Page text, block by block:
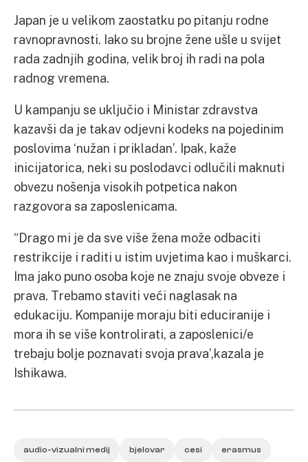
Japan je u velikom zaostatku po pitanju rodne
ravnopravnosti. Iako su brojne žene ušle u svijet
rada zadnjih godina, velik broj ih radi na pola
radnog vremena.
U kampanju se uključio i Ministar zdravstva
kazavši da je takav odjevni kodeks na pojedinim
poslovima ‘nužan i prikladan’. Ipak, kaže
inicijatorica, neki su poslodavci odlučili maknuti
obvezu nošenja visokih potpetica nakon
razgovora sa zaposlenicama.
“Drago mi je da sve više žena može odbaciti
restrikcije i raditi u istim uvjetima kao i muškarci.
Ima jako puno osoba koje ne znaju svoje obveze i
prava. Trebamo staviti veći naglasak na
edukaciju. Kompanije moraju biti educiranije i
mora ih se više kontrolirati, a zaposlenici/e
trebaju bolje poznavati svoja prava’,kazala je
Ishikawa.
audio-vizualni medij bjelovar cesi erasmus